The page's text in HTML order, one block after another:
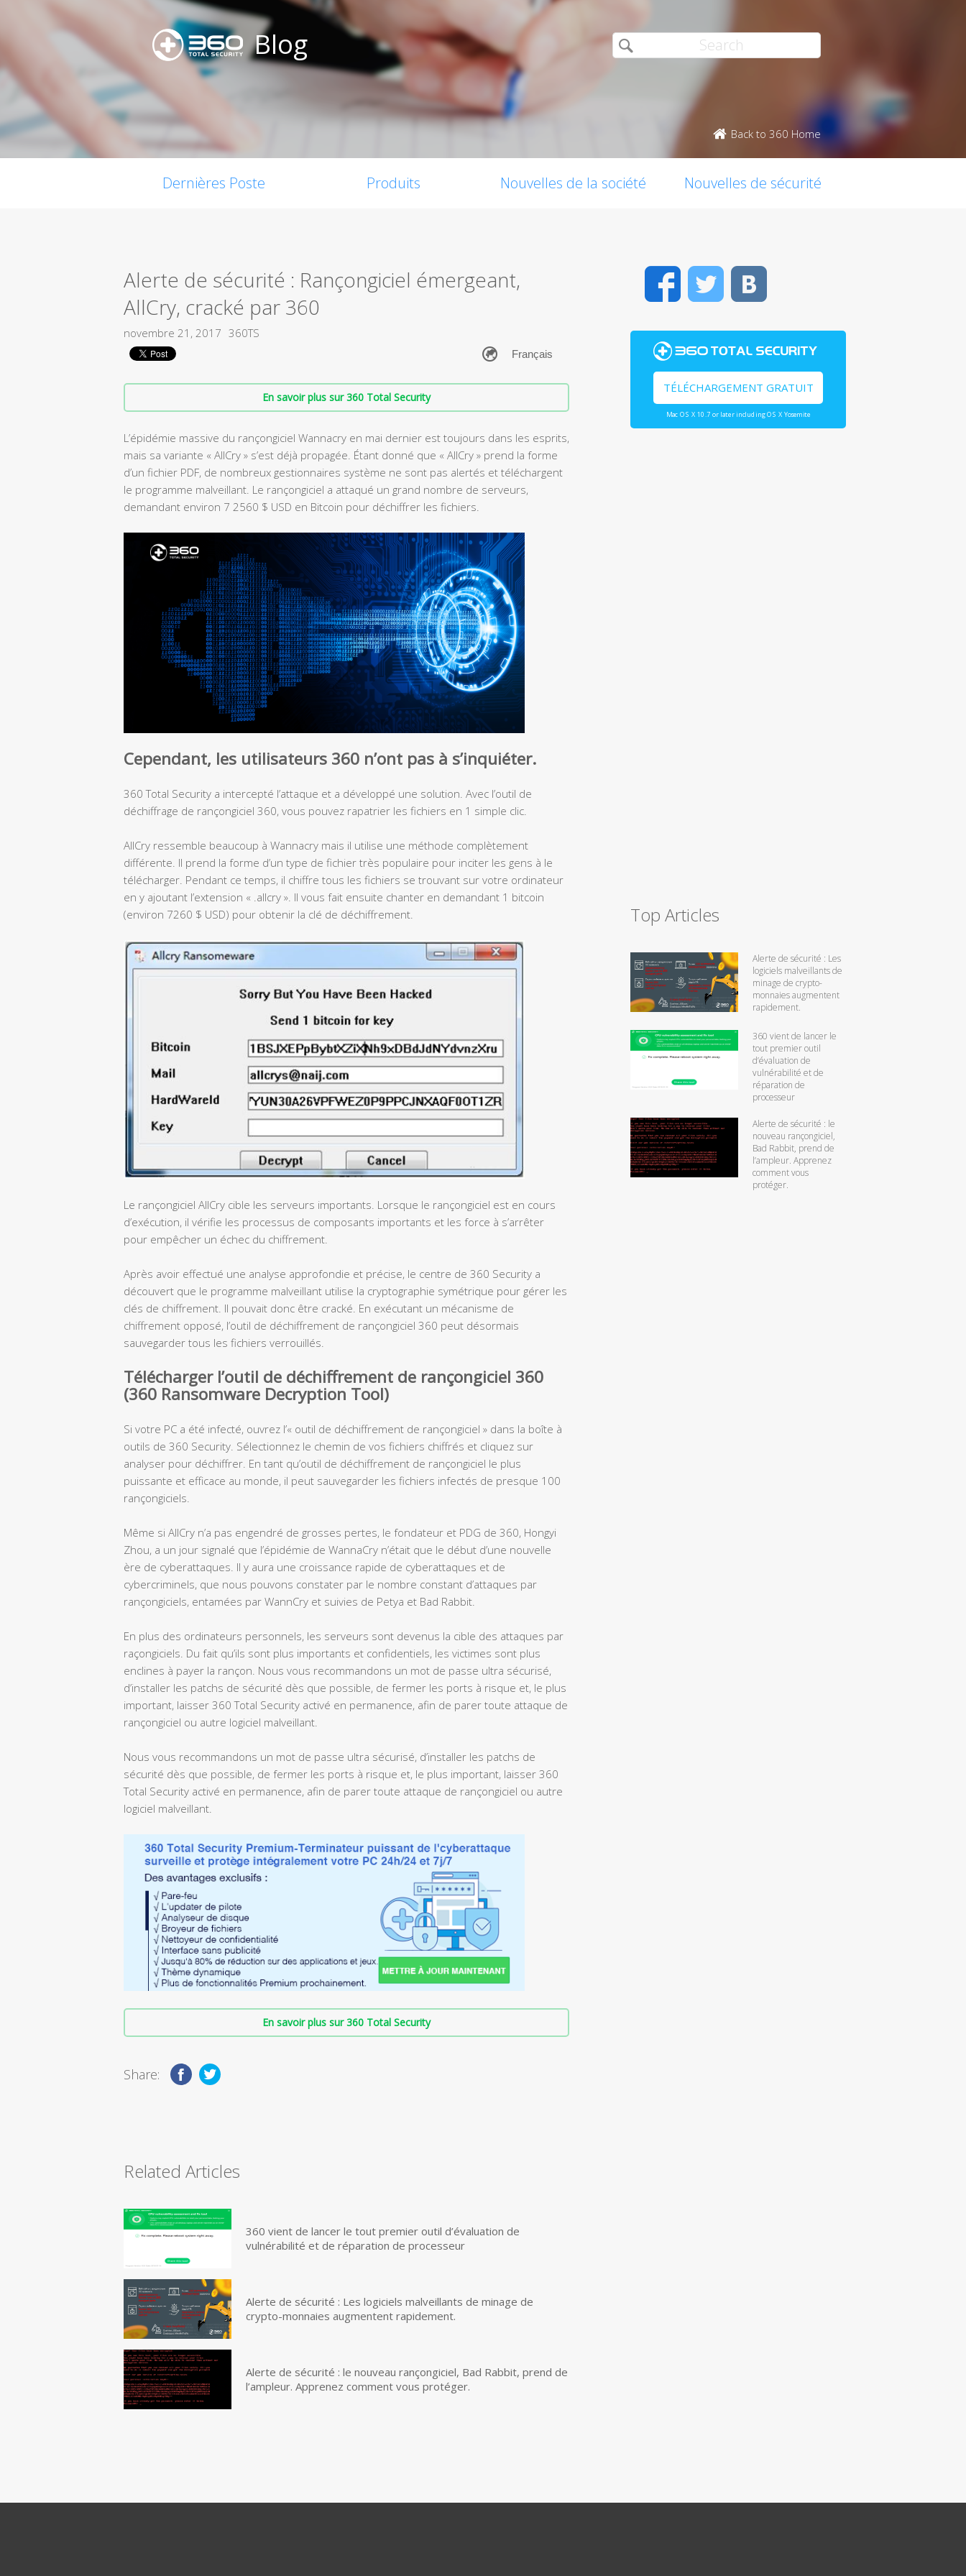
Blog
Back to 360 Home
Dernières Poste Produits Nouvelles de la société Nouvelles de sécurité
Alerte de sécurité : Rançongiciel émergeant,
AllCry, cracké par 360
novembre 21, 2017 360TS
En savoir plus sur 360 Total Security
L’épidémie massive du rançongiciel Wannacry en mai dernier est toujours dans les esprits,
mais sa variante « AllCry » s’est déjà propagée. Étant donné que « AllCry » prend la forme
d’un fichier PDF, de nombreux gestionnaires système ne sont pas alertés et téléchargent
le programme malveillant. Le rançongiciel a attaqué un grand nombre de serveurs,
demandant environ 7 2560 $ USD en Bitcoin pour déchiffrer les fichiers.
Cependant, les utilisateurs 360 n’ont pas à s’inquiéter.
360 Total Security a intercepté l’attaque et a développé une solution. Avec l’outil de
déchiffrage de rançongiciel 360, vous pouvez rapatrier les fichiers en 1 simple clic.
AllCry ressemble beaucoup à Wannacry mais il utilise une méthode complètement
différente. Il prend la forme d’un type de fichier très populaire pour inciter les gens à le
télécharger. Pendant ce temps, il chiffre tous les fichiers se trouvant sur votre ordinateur
en y ajoutant l’extension « .allcry ». Il vous fait ensuite chanter en demandant 1 bitcoin
(environ 7260 $ USD) pour obtenir la clé de déchiffrement.
Le rançongiciel AllCry cible les serveurs importants. Lorsque le rançongiciel est en cours
d’exécution, il vérifie les processus de composants importants et les force à s’arrêter
pour empêcher un échec du chiffrement.
Après avoir effectué une analyse approfondie et précise, le centre de 360 Security a
découvert que le programme malveillant utilise la cryptographie symétrique pour gérer les
clés de chiffrement. Il pouvait donc être cracké. En exécutant un mécanisme de
chiffrement opposé, l’outil de déchiffrement de rançongiciel 360 peut désormais
sauvegarder tous les fichiers verrouillés.
Télécharger l’outil de déchiffrement de rançongiciel 360
(360 Ransomware Decryption Tool)
Si votre PC a été infecté, ouvrez l’« outil de déchiffrement de rançongiciel » dans la boîte à
outils de 360 Security. Sélectionnez le chemin de vos fichiers chiffrés et cliquez sur
analyser pour déchiffrer. En tant qu’outil de déchiffrement de rançongiciel le plus
puissante et efficace au monde, il peut sauvegarder les fichiers infectés de presque 100
rançongiciels.
Même si AllCry n’a pas engendré de grosses pertes, le fondateur et PDG de 360, Hongyi
Zhou, a un jour signalé que l’épidémie de WannaCry n’était que le début d’une nouvelle
ère de cyberattaques. Il y aura une croissance rapide de cyberattaques et de
cybercriminels, que nous pouvons constater par le nombre constant d’attaques par
rançongiciels, entamées par WannCry et suivies de Petya et Bad Rabbit.
En plus des ordinateurs personnels, les serveurs sont devenus la cible des attaques par
raçongiciels. Du fait qu’ils sont plus importants et confidentiels, les victimes sont plus
enclines à payer la rançon. Nous vous recommandons un mot de passe ultra sécurisé,
d’installer les patchs de sécurité dès que possible, de fermer les ports à risque et, le plus
important, laisser 360 Total Security activé en permanence, afin de parer toute attaque de
rançongiciel ou autre logiciel malveillant.
Nous vous recommandons un mot de passe ultra sécurisé, d’installer les patchs de
sécurité dès que possible, de fermer les ports à risque et, le plus important, laisser 360
Total Security activé en permanence, afin de parer toute attaque de rançongiciel ou autre
logiciel malveillant.
En savoir plus sur 360 Total Security
Share:
Related Articles
360 vient de lancer le tout premier outil d’évaluation de
vulnérabilité et de réparation de processeur
Alerte de sécurité : Les logiciels malveillants de minage de
crypto-monnaies augmentent rapidement.
Alerte de sécurité : le nouveau rançongiciel, Bad Rabbit, prend de
l’ampleur. Apprenez comment vous protéger.
FacebookTwitter
TÉLÉCHARGEMENT GRATUIT
Mac OS X 10.7 or later including OS X Yosemite
Top Articles
Alerte de sécurité : Les
logiciels malveillants de
minage de crypto-
monnaies augmentent
rapidement.
360 vient de lancer le
tout premier outil
d’évaluation de
vulnérabilité et de
réparation de
processeur
Alerte de sécurité : le
nouveau rançongiciel,
Bad Rabbit, prend de
l’ampleur. Apprenez
comment vous
protéger.